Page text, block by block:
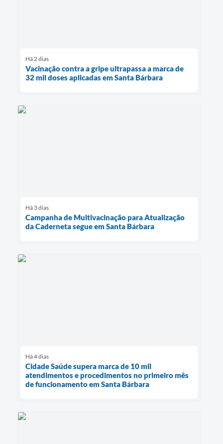
Há 2 dias
Vacinação contra a gripe ultrapassa a marca de
32 mil doses aplicadas em Santa Bárbara
Há 3 dias
Campanha de Multivacinação para Atualização
da Caderneta segue em Santa Bárbara
Há 4 dias
Cidade Saúde supera marca de 10 mil
atendimentos e procedimentos no primeiro mês
de funcionamento em Santa Bárbara